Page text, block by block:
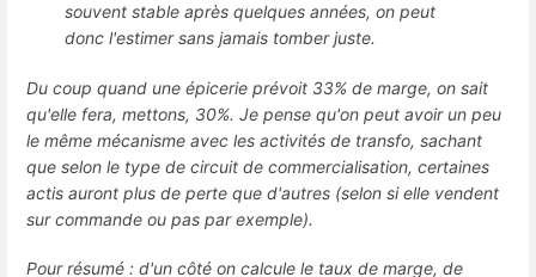
souvent stable après quelques années, on peut
donc l'estimer sans jamais tomber juste.
Du coup quand une épicerie prévoit 33% de marge, on sait
qu'elle fera, mettons, 30%. Je pense qu'on peut avoir un peu
le même mécanisme avec les activités de transfo, sachant
que selon le type de circuit de commercialisation, certaines
actis auront plus de perte que d'autres (selon si elle vendent
sur commande ou pas par exemple).
Pour résumé : d'un côté on calcule le taux de marge, de